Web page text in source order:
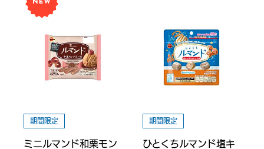
期間限定
ミニルマンド和栗モン
期間限定
ひとくちルマンド塩キ